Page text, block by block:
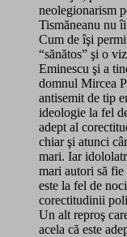
neolegionarism
Tismăneanu nu
Cum de îşi
“sănătos” şi o
Eminescu şi a
domnul Mircea
antisemit de tip
ideologie la fel
adept al
chiar şi atunci
mari. Iar
mari autori să fie
este la fel de
corectitudinii
Un alt reproş
acela că este